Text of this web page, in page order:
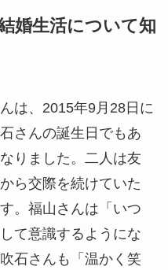
婚生活について知
は、2015年9月28日に
さんの誕生日でもあ
りました。二人は友
ら交際を続けていた
。福山さんは「いつ
て意識するようにな
石さんも「温かく笑